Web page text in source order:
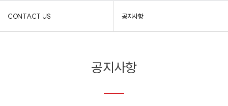
CONTACT US 공지사항
공지사항